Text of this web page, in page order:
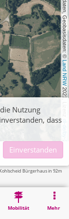
, Kartendaten, Geobasisdaten: ©
Land NRW
2021, Lizenz
dl-de/by-2-0
Mobilität Mehr
Kohlscheid Bürgerhaus in 92m
Nutzung
dass
Einverstanden